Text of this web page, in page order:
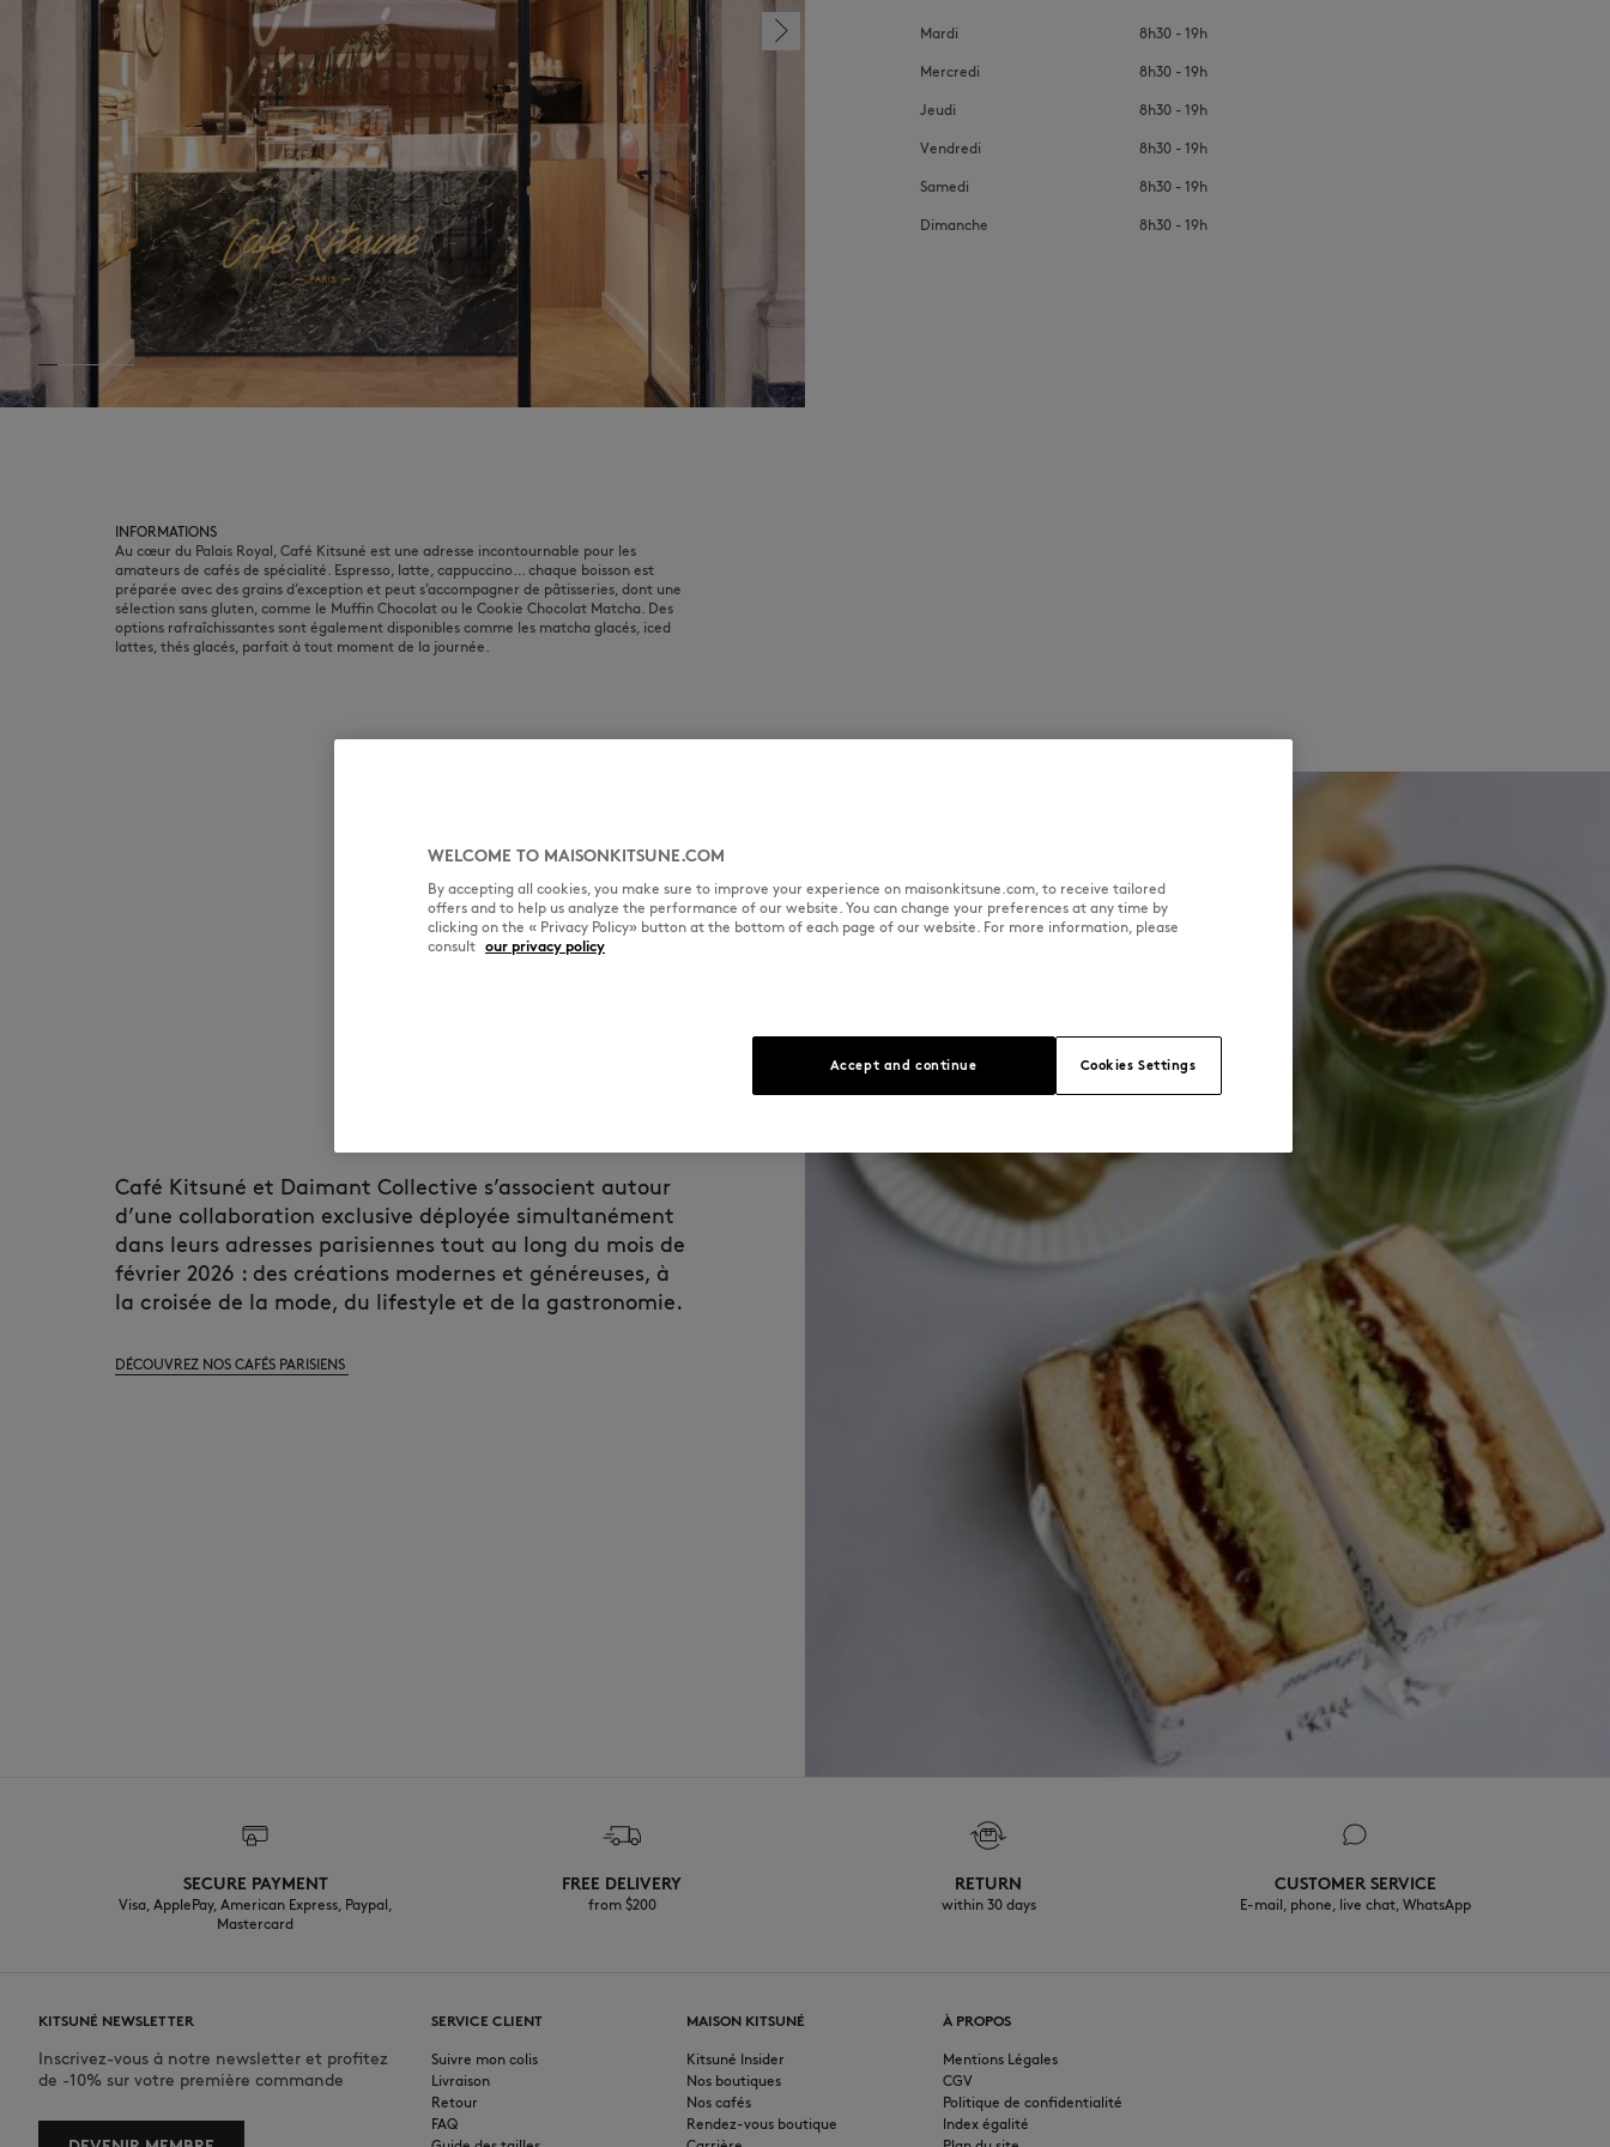
NOUVEAUTÉS
Mardi 8h30 - 19h
Mercredi 8h30 - 19h
Jeudi 8h30 - 19h
Vendredi 8h30 - 19h
Samedi 8h30 - 19h
Dimanche 8h30 - 19h
INFORMATIONS
Au cœur du Palais Royal, Café Kitsuné est une adresse incontournable pour les
amateurs de cafés de spécialité. Espresso, latte, cappuccino… chaque boisson est
préparée avec des grains d’exception et peut s’accompagner de pâtisseries, dont une
sélection sans gluten, comme le Muffin Chocolat ou le Cookie Chocolat Matcha. Des
options rafraîchissantes sont également disponibles comme les matcha glacés, iced
lattes, thés glacés, parfait à tout moment de la journée.
Café Kitsuné et Daimant Collective s’associent autour
d’une collaboration exclusive déployée simultanément
dans leurs adresses parisiennes tout au long du mois de
février 2026 : des créations modernes et généreuses, à
la croisée de la mode, du lifestyle et de la gastronomie.
DÉCOUVREZ NOS CAFÉS PARISIENS
SECURE PAYMENT
Visa, ApplePay, American Express, Paypal,
Mastercard
FREE DELIVERY
from $200
RETURN
within 30 days
CUSTOMER SERVICE
E-mail, phone, live chat, WhatsApp
KITSUNÉ NEWSLETTER
Inscrivez-vous à notre newsletter et profitez
de -10% sur votre première commande
SERVICE CLIENT
Suivre mon colis
Livraison
Retour
FAQ
MAISON KITSUNÉ
Kitsuné Insider
Nos boutiques
Nos cafés
Rendez-vous boutique
À PROPOS
Mentions Légales
CGV
Politique de confidentialité
Index égalité
WELCOME TO MAISONKITSUNE.COM
By accepting all cookies, you make sure to improve your experience on maisonkitsune.com, to receive tailored
offers and to help us analyze the performance of our website. You can change your preferences at any time by
clicking on the « Privacy Policy» button at the bottom of each page of our website. For more information, please
consult our privacy policy
Cookies Settings
Accept and continue